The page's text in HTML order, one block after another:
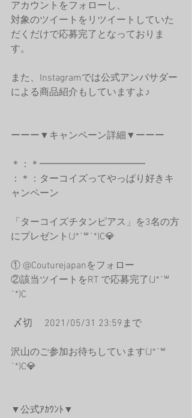
アカウントをフォローし、
対象のツイートをリツイートしていた
だくだけで応募完了となっておりま
す。
また、Instagramでは公式アンバサダー
による商品紹介もしていますよ♪
ーーー▼キャンペーン詳細▼ーーー
＊：＊━━━━━━━━━━━
：＊：ターコイズってやっぱり好き キ
ャンペーン
「ターコイズチタンピアス」を3名の方
にプレゼント(J*´꒳`*)C💎
① @Couturejapanをフォロー
②該当ツイートをRT で応募完了(J*´꒳
`*)C
〆切 　2021/05/31 23:59まで
沢山のご参加お待ちしています(J*´꒳
`*)C💎
▼公式ｱｶｳﾝﾄ▼